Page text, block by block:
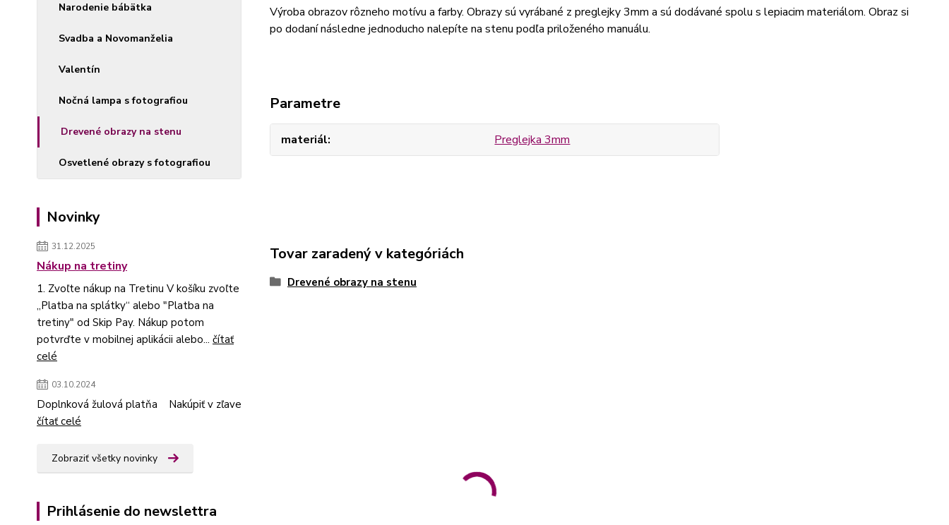
Narodenie bábätka
Svadba a Novomanželia
Valentín
Nočná lampa s fotografiou
Drevené obrazy na stenu
Osvetlené obrazy s fotografiou
Novinky
31.12.2025
Nákup na tretiny
1. Zvoľte nákup na Tretinu V košíku zvoľte
„Platba na splátky“ alebo "Platba na
tretiny" od Skip Pay. Nákup potom
potvrďte v mobilnej aplikácii alebo... čítať
celé
03.10.2024
Doplnková žulová platňa Nakúpiť v zľave
čítať celé
Zobraziť všetky novinky
Prihlásenie do newslettra
Výroba obrazov rôzneho motívu a farby. Obrazy sú vyrábané z preglejky 3mm a sú dodávané spolu s lepiacim materiálom. Obraz si
po dodaní následne jednoducho nalepíte na stenu podľa priloženého manuálu.
Parametre
materiál Preglejka 3mm
Tovar zaradený v kategóriách
Drevené obrazy na stenu